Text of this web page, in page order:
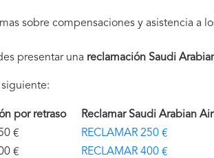
sobre compensaciones y asistencia a
presentar una reclamación Saudi
por retraso
Reclamar Saudi Arabian
€
RECLAMAR 250 €
€
RECLAMAR 400 €